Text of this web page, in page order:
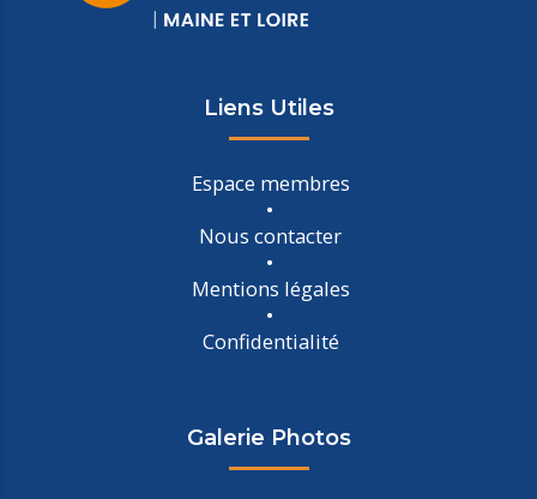
Liens Utiles
Espace membres
Nous contacter
Mentions légales
Confidentialité
Galerie Photos